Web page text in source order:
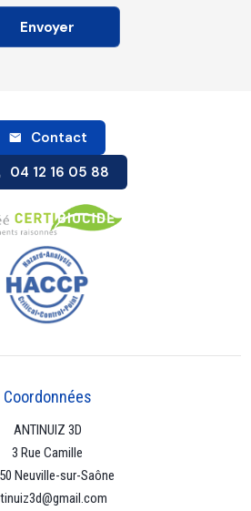
Contact
04 12 16 05 88
Coordonnées
ANTINUIZ 3D
3 Rue Camille
Neuville-sur-Saône